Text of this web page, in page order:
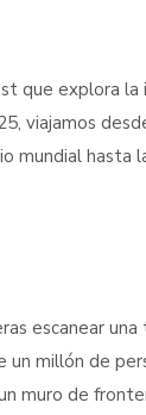
que explora
viajamos
mundial hasta
escanear
millón de
muro de